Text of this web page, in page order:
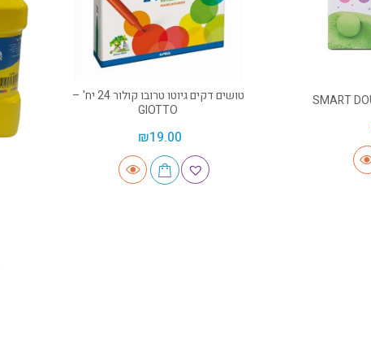
טושים דקים גיוטו טרובו קולור 24 יח' –
GIOTTO
₪19.00